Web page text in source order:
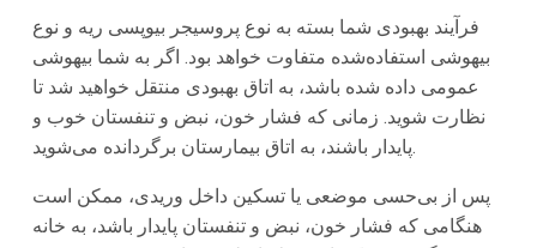
فرآیند بهبودی شما بسته به نوع پروسیجر بیوپسی ریه و نوع
بیهوشی استفاده‌شده متفاوت خواهد بود. اگر به شما بیهوشی
عمومی داده شده باشد، به اتاق بهبودی منتقل خواهید شد تا
نظارت شوید. زمانی که فشار خون، نبض و تنفستان خوب و
پایدار باشند، به اتاق بیمارستان برگردانده می‌شوید.
پس از بی‌حسی موضعی یا تسکین داخل وریدی، ممکن است
هنگامی که فشار خون، نبض و تنفستان پایدار باشد، به خانه